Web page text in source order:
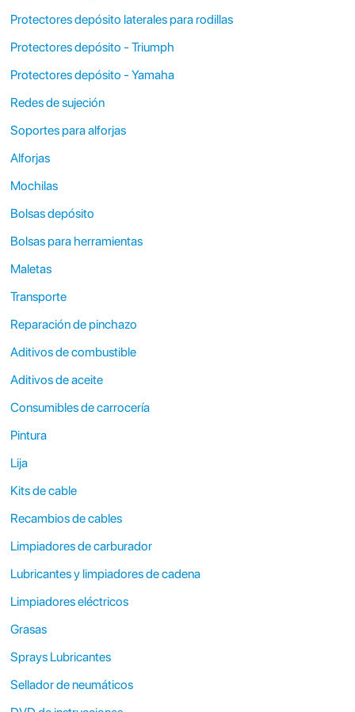
Protectores depósito laterales para rodillas
Protectores depósito - Triumph
Protectores depósito - Yamaha
Redes de sujeción
Soportes para alforjas
Alforjas
Mochilas
Bolsas depósito
Bolsas para herramientas
Maletas
Transporte
Reparación de pinchazo
Aditivos de combustible
Aditivos de aceite
Consumibles de carrocería
Pintura
Lija
Kits de cable
Recambios de cables
Limpiadores de carburador
Lubricantes y limpiadores de cadena
Limpiadores eléctricos
Grasas
Sprays Lubricantes
Sellador de neumáticos